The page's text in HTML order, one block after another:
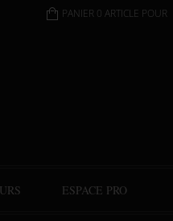
PANIER 0 ARTICLE POUR
ESPACE PRO